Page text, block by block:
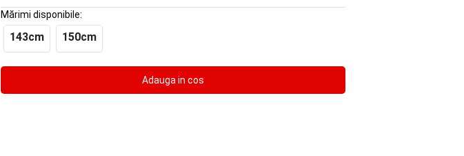
Mărimi disponibile:
143cm 150cm